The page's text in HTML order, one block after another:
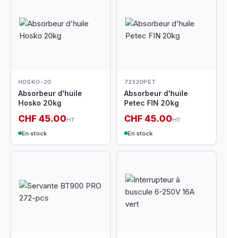
HOSKO-20
Absorbeur d'huile
Hosko 20kg
CHF 45.00HT
En stock
72320PET
Absorbeur d'huile
Petec FIN 20kg
CHF 45.00HT
En stock